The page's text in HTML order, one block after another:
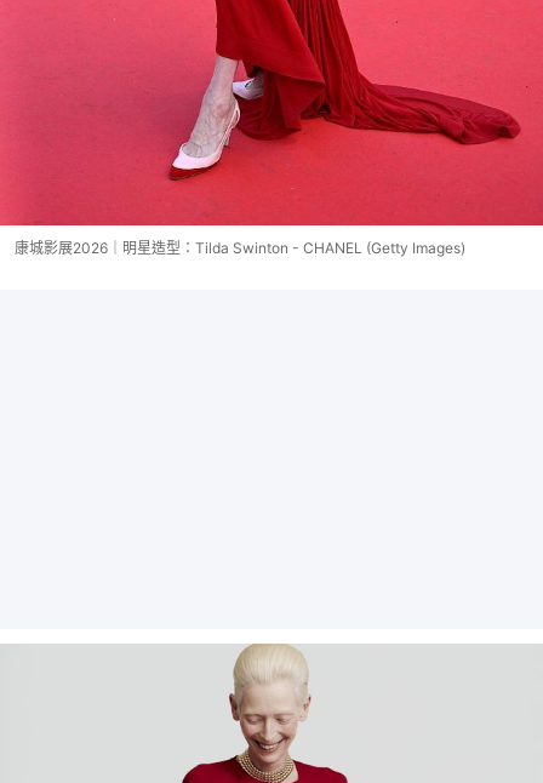
康城影展2026｜明星造型：Tilda Swinton - CHANEL (Getty Images)